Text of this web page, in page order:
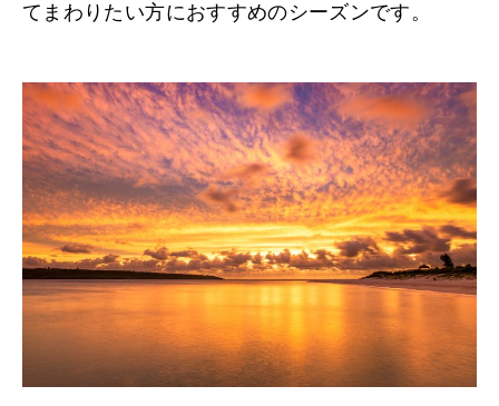
てまわりたい方におすすめのシーズンです。